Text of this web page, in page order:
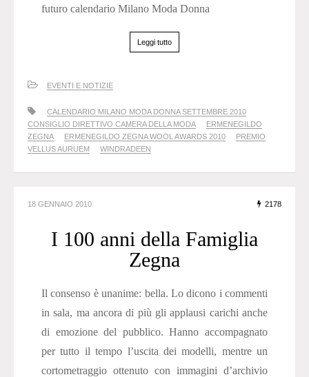
futuro calendario Milano Moda Donna
Leggi tutto
EVENTI E NOTIZIE
CALENDARIO MILANO MODA DONNA SETTEMBRE 2010
CONSIGLIO DIRETTIVO CAMERA DELLA MODA
ERMENEGILDO
ZEGNA
ERMENEGILDO ZEGNA WOOL AWARDS 2010
PREMIO
VELLUS AURUEM
WINDRADEEN
18 GENNAIO 2010 2178
I 100 anni della Famiglia
Zegna
Il consenso è unanime: bella. Lo dicono i commenti
in sala, ma ancora di più gli applausi carichi anche
di emozione del pubblico. Hanno accompagnato
per tutto il tempo l’uscita dei modelli, mentre un
cortometraggio ottenuto con immagini d’archivio